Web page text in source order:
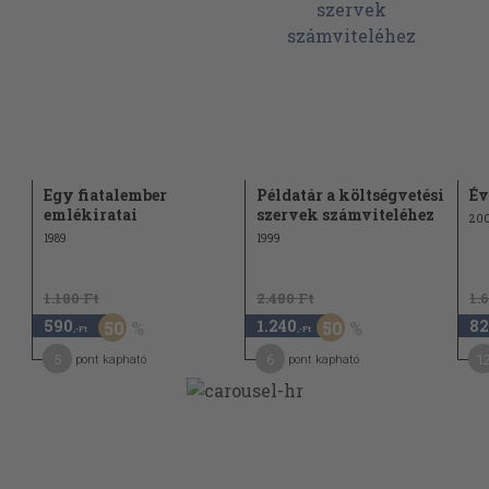
Egy fiatalember
emlékiratai
1989
1.180 Ft
590 ,-Ft 50
pont kapható
Példatár a költségvetési
szervek számviteléhez
1999
2.480 Ft
1.240 ,-Ft 50
pont kapható